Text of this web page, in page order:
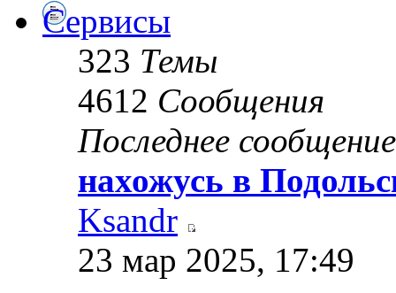
Сервисы
323 Темы
4612 Сообщения
Последнее сообщение
нахожусь в
Ksandr
23 мар 2025, 17:49